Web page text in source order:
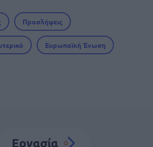
Προσλήψεις
Ευρωπαϊκή Ένωση
Εργασία